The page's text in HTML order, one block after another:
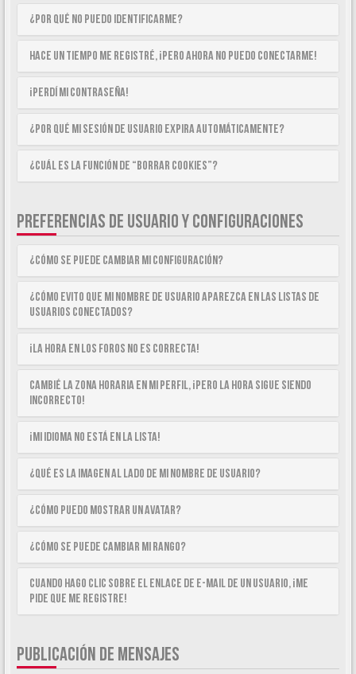
¿Por qué no puedo identificarme?
Hace un tiempo me registré, ¡pero ahora no puedo conectarme!
¡Perdí mi contraseña!
¿Por qué mi sesión de usuario expira automáticamente?
¿Cuál es la función de “Borrar cookies”?
PREFERENCIAS DE USUARIO Y CONFIGURACIONES
¿Cómo se puede cambiar mi configuración?
¿Cómo evito que mi nombre de usuario aparezca en las listas de
usuarios conectados?
¡La hora en los foros no es correcta!
Cambié la zona horaria en mi perfil, ¡pero la hora sigue siendo
incorrecto!
¡Mi idioma no está en la lista!
¿Qué es la imagen al lado de mi nombre de usuario?
¿Cómo puedo mostrar un avatar?
¿Cómo se puede cambiar mi rango?
Cuando hago clic sobre el enlace de e-mail de un usuario, ¡me
pide que me registre!
PUBLICACIÓN DE MENSAJES